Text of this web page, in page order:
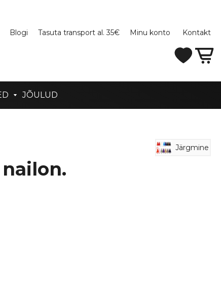
Blogi Tasuta transport al. 35€ Minu konto Kontakt
JÕULUD
Järgmine